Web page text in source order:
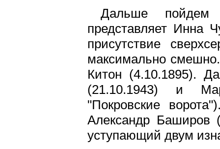
Дальше пойдем
представляет Инна
присутствие
максимально
Китон (4.10.1895).
(21.10.1943) и
"Покровские
Александр Баширов
уступающий двум